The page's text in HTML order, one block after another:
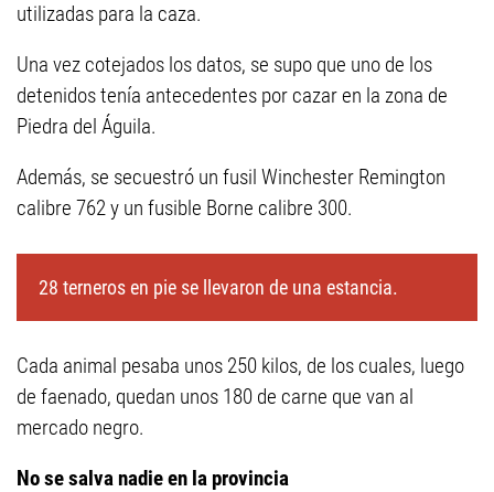
utilizadas para la caza.
Una vez cotejados los datos, se supo que uno de los
detenidos tenía antecedentes por cazar en la zona de
Piedra del Águila.
Además, se secuestró un fusil Winchester Remington
calibre 762 y un fusible Borne calibre 300.
28 terneros en pie se llevaron de una estancia.
Cada animal pesaba unos 250 kilos, de los cuales, luego
de faenado, quedan unos 180 de carne que van al
mercado negro.
No se salva nadie en la provincia